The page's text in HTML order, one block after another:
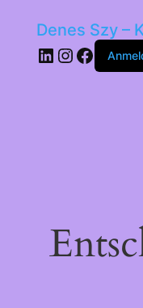
Denes Szy –
LinkedIn